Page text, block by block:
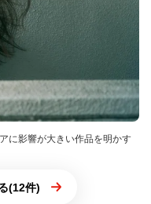
に影響が大きい作品を明かす
(12件)